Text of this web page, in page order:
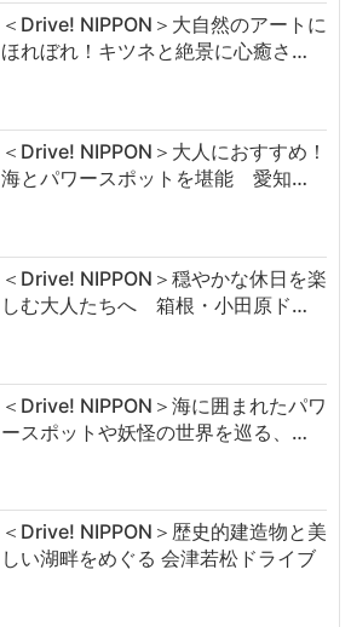
＜Drive! NIPPON＞大自然のアートに
ほれぼれ！キツネと絶景に心癒さ…
＜Drive! NIPPON＞大人におすすめ！
海とパワースポットを堪能 愛知…
＜Drive! NIPPON＞穏やかな休日を楽
しむ大人たちへ 箱根・小田原ド…
＜Drive! NIPPON＞海に囲まれたパワ
ースポットや妖怪の世界を巡る、…
＜Drive! NIPPON＞歴史的建造物と美
しい湖畔をめぐる 会津若松ドライブ